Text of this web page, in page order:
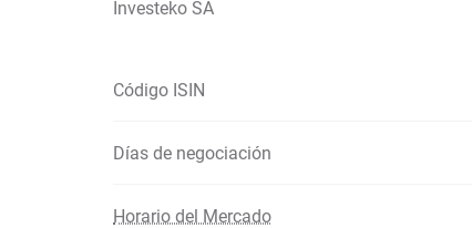
Investeko SA
Código ISIN
Días de negociación
Horario del Mercado